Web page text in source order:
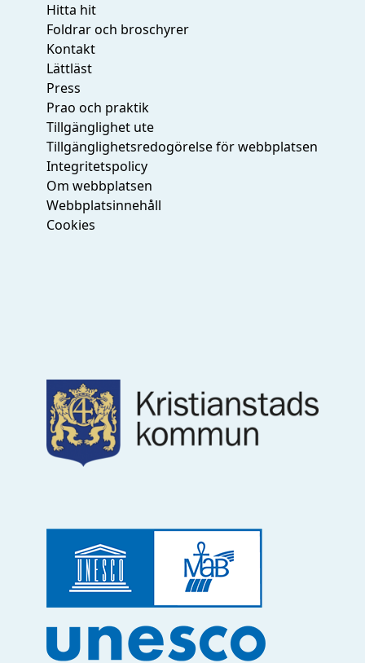
Hitta hit
Foldrar och broschyrer
Kontakt
Lättläst
Press
Prao och praktik
Tillgänglighet ute
Tillgänglighetsredogörelse för webbplatsen
Integritetspolicy
Om webbplatsen
Webbplatsinnehåll
Cookies